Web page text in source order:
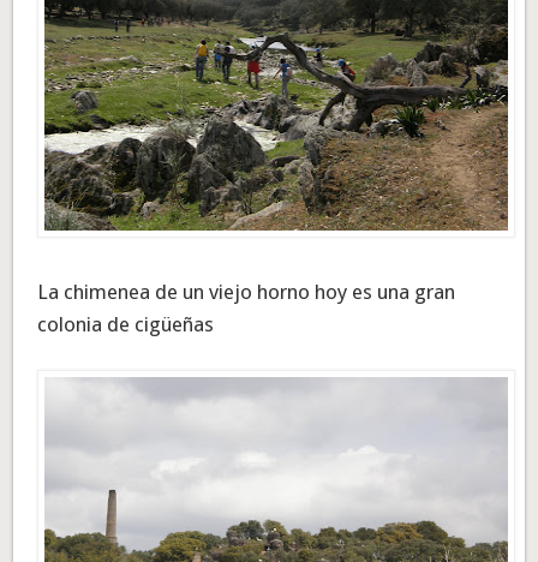
La chimenea de un viejo horno hoy es una gran
colonia de cigüeñas